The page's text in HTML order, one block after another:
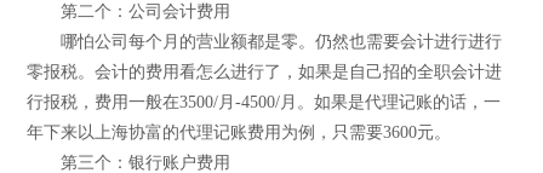
第二个：公司会计费用
哪怕公司每个月的营业额都是零。仍然也需要会计进行进行
零报税。会计的费用看怎么进行了，如果是自己招的全职会计进
行报税，费用一般在3500/月-4500/月。如果是代理记账的话，一
年下来以上海协富的代理记账费用为例，只需要3600元。
第三个：银行账户费用